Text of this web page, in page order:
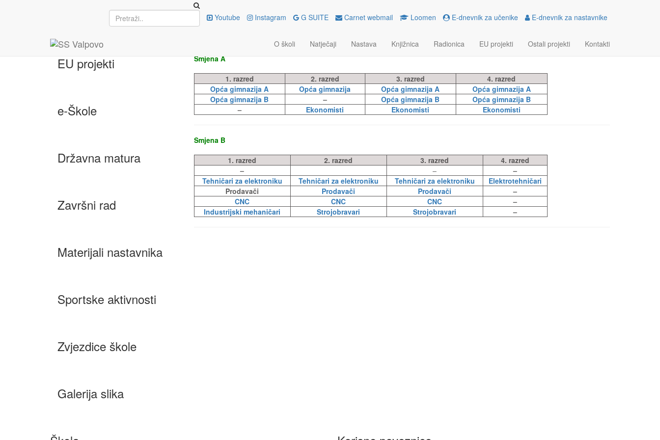
Youtube Instagram G SUITE Carnet webmail Loomen E-dnevnik za učenike E-dnevnik za nastavnike
O školi Natječaji Nastava Knjižnica Radionica EU projekti Ostali projekti Kontakti
EU projekti
e-Škole
Državna matura
Završni rad
Materijali nastavnika
Sportske aktivnosti
Zvjezdice škole
Galerija slika
Virtualne učionice
Smjena A
1. razred 2. razred 3. razred
4. razred
Opća gimnazija A
Opća gimnazija Opća gimnazija A
Opća gimnazija A
Opća gimnazija B
– Opća gimnazija B
Opća gimnazija B
–
Ekonomisti Ekonomisti Ekonomisti
Smjena B
1. razred 2. razred 3. razred
4. razred
–
–
–
Tehničari za elektroniku
Tehničari za elektroniku Tehničari za elektroniku
Elektrotehničari
Prodavači
Prodavači Prodavači
–
CNC
CNC CNC
–
Industrijski mehaničari
Strojobravari Strojobravari –